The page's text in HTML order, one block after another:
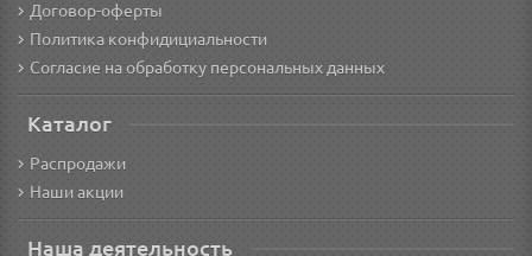
Договор-оферты
Политика конфидициальности
Согласие на обработку персональных данных
Каталог
Распродажи
Наши акции
Наша деятельность